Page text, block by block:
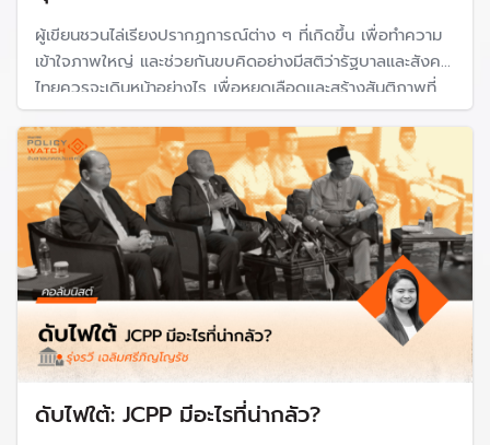
ผู้เขียนชวนไล่เรียงปรากฏการณ์ต่าง ๆ ที่เกิดขึ้น เพื่อทำความ
เข้าใจภาพใหญ่ และช่วยกันขบคิดอย่างมีสติว่ารัฐบาลและสังคม
ไทยควรจะเดินหน้าอย่างไร เพื่อหยุดเลือดและสร้างสันติภาพที่
ยั่งยืน
ดับไฟใต้: JCPP มีอะไรที่น่ากลัว?